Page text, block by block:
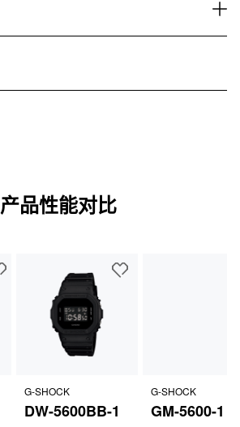
产品性能对比
G-SHOCK
DW-5600BB-1
G-SHOCK
GM-5600-1